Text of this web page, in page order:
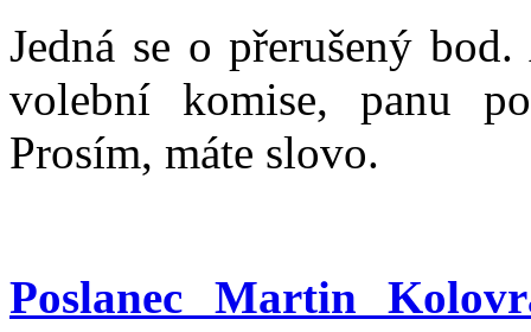
Jedná se o přerušený
volební komise, panu
Prosím, máte slovo.
Poslanec Martin